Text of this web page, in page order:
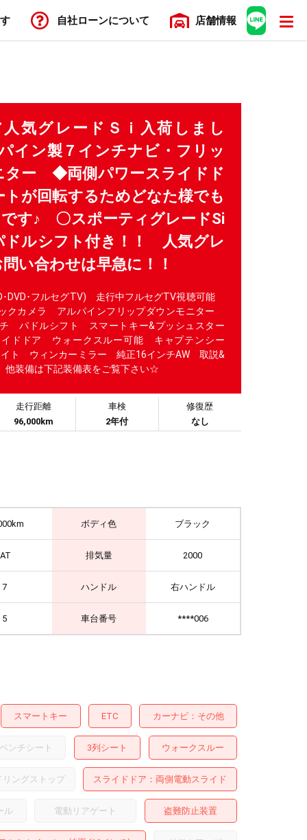
自社ローンについて 店舗情報
気グレードＳｉ入荷しまし
ン製７インチナビ・フリッ
ター ◆両側パワースライドド
トが回転するためどなた様でも
です♪ 〇スポーティグレードSi
ドルシフト付き！！ 人気グレ
い合わせは早急に！！
･DVD･フルセグTV) 走行中フルセグTV視聴可能
クカメラ アルパインフリップダウンモニター
チ パドルシフト スマートキー&プッシュスター
ドドア ウォークスルー可能 キャプテンシー
イト ウィンカーミラー 純正16インチAW 取説&
他装備は下記装備表をご覧下さい☆
走行距離
96,000km
車検
2年付
修復歴
なし
ボディ色 ブラック
排気量 2000
7 ハンドル 右ハンドル
5 車台番号 ****006
スマートキー ETC カーナビ その他
ベンチシート 3列シート ウォークスルー
リングストップ スライドドア 両側電動スライド
ル 電動リアゲート 盗難防止装置